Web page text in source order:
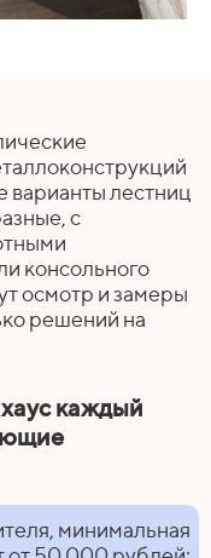
лестниц
с
консольного
осмотр и замеры
решений на
каждый
минимальная